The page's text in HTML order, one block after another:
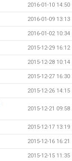
2016-01-10 14:50
2016-01-09 13:13
2016-01-02 10:34
2015-12-29 16:12
2015-12-28 10:14
2015-12-27 16:30
2015-12-26 14:15
2015-12-21 09:58
2015-12-17 13:19
2015-12-16 16:21
2015-12-15 11:35